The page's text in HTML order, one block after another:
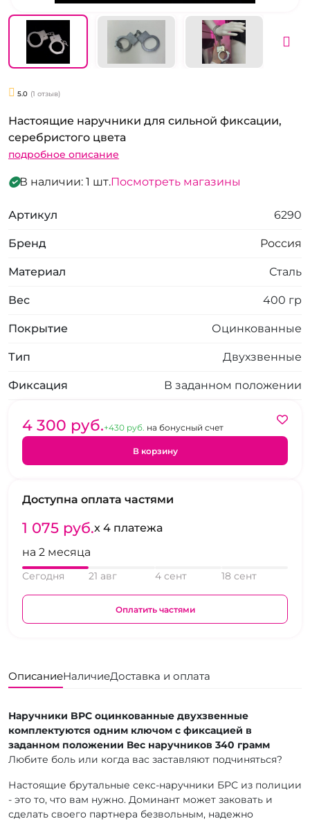
5.0 (1 отзыв)
Настоящие наручники для сильной фиксации,
серебристого цвета
подробное описание
В наличии: 1 шт.Посмотреть магазины
Артикул 6290
Бренд Россия
Материал Сталь
Вес 400 гр
Покрытие Оцинкованные
Тип Двухзвенные
Фиксация В заданном положении
4 300 pуб.+430 pуб. на бонусный счет
В корзину
Доступна оплата частями
1 075 pуб.x 4 платежа
на 2 месяца
Сегодня 21 авг 4 сент 18 сент
Оплатить частями
ОписаниеНаличиеДоставка и оплата
Наручники BРС оцинкованные двухзвенные
комплектуются одним ключом с фиксацией в
заданном положении Вес наручников 340 грамм
Любите боль или когда вас заставляют подчиняться?
Настоящие брутальные секс-наручники БРС из полиции
- это то, что вам нужно. Доминант может заковать и
сделать своего партнера безвольным, надежно